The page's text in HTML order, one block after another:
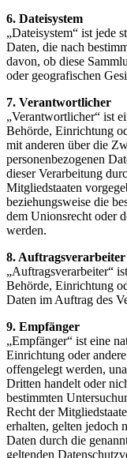
6. Dateisystem
„Dateisystem“ ist jede
Daten, die nach
davon, ob diese
oder geografischen
7. Verantwortlicher
„Verantwortlicher“ ist
Behörde, Einrichtung
mit anderen über die
personenbezogenen
dieser Verarbeitung
Mitgliedstaaten
beziehungsweise die
dem Unionsrecht oder
werden.
8. Auftragsverarbeiter
„Auftragsverarbeiter“
Behörde, Einrichtung
Daten im Auftrag des
9. Empfänger
„Empfänger“ ist eine
Einrichtung oder
offengelegt werden,
Dritten handelt oder
bestimmten
Recht der
erhalten, gelten jedoch
Daten durch die
geltenden